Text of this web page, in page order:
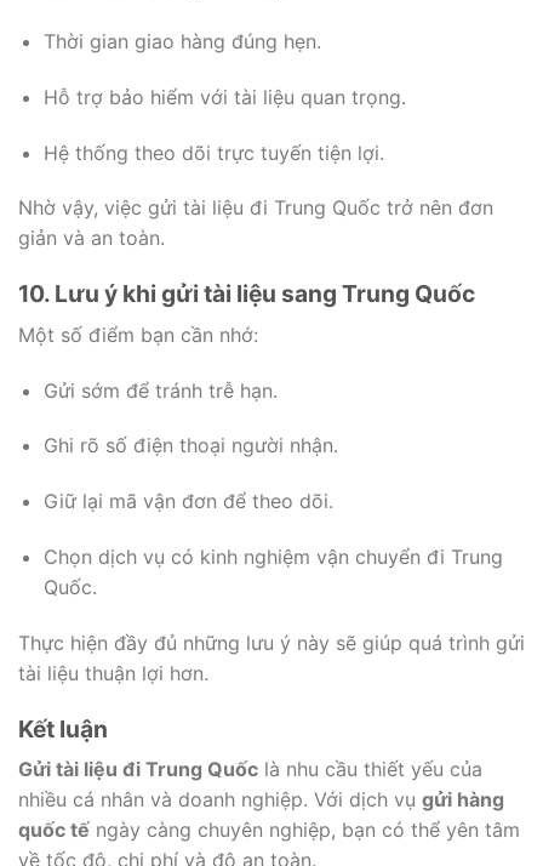
Thời gian giao hàng đúng hẹn.
Hỗ trợ bảo hiểm với tài liệu quan trọng.
Hệ thống theo dõi trực tuyến tiện lợi.
Nhờ vậy, việc gửi tài liệu đi Trung Quốc trở nên đơn
giản và an toàn.
10. Lưu ý khi gửi tài liệu sang Trung Quốc
Một số điểm bạn cần nhớ:
Gửi sớm để tránh trễ hạn.
Ghi rõ số điện thoại người nhận.
Giữ lại mã vận đơn để theo dõi.
Chọn dịch vụ có kinh nghiệm vận chuyển đi Trung
Quốc.
Thực hiện đầy đủ những lưu ý này sẽ giúp quá trình gửi
tài liệu thuận lợi hơn.
Kết luận
Gửi tài liệu đi Trung Quốc là nhu cầu thiết yếu của
nhiều cá nhân và doanh nghiệp. Với dịch vụ gửi hàng
quốc tế ngày càng chuyên nghiệp, bạn có thể yên tâm
về tốc độ, chi phí và độ an toàn.